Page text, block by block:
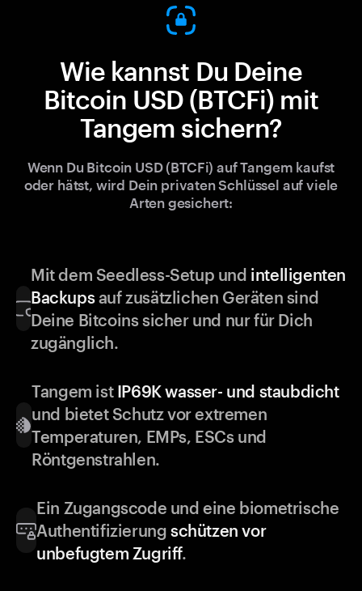
Wie kannst Du Deine
Bitcoin USD (BTCFi) mit
Tangem sichern?
Wenn Du Bitcoin USD (BTCFi) auf Tangem kaufst
oder hätst, wird Dein privaten Schlüssel auf viele
Arten gesichert:
Mit dem Seedless-Setup und intelligenten
Backupsauf zusätzlichen Geräten sind
Deine Bitcoins sicher und nur für Dich
zugänglich.
Tangem ist IP69K wasser- und staubdicht
und bietet Schutz vor extremen
Temperaturen, EMPs, ESCs und
Röntgenstrahlen.
Ein Zugangscode und eine biometrische
Authentifizierung schützen vor
unbefugtem Zugriff.